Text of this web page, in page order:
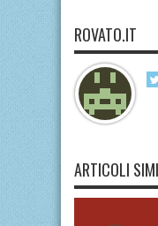
ROVATO.IT
ARTICOLI